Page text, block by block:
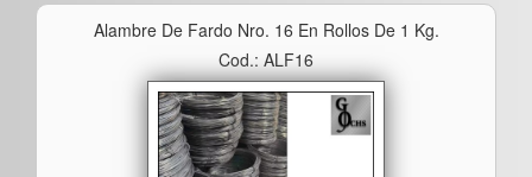
Alambre De Fardo Nro. 16 En Rollos De 1 Kg.
Cod.: ALF16